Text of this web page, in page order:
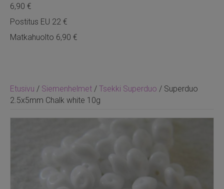
Etusivu / Siemenhelmet / Tsekki Superduo / Superduo
2.5x5mm Chalk white 10g
6,90 €
Postitus EU 22 €
Matkahuolto 6,90 €